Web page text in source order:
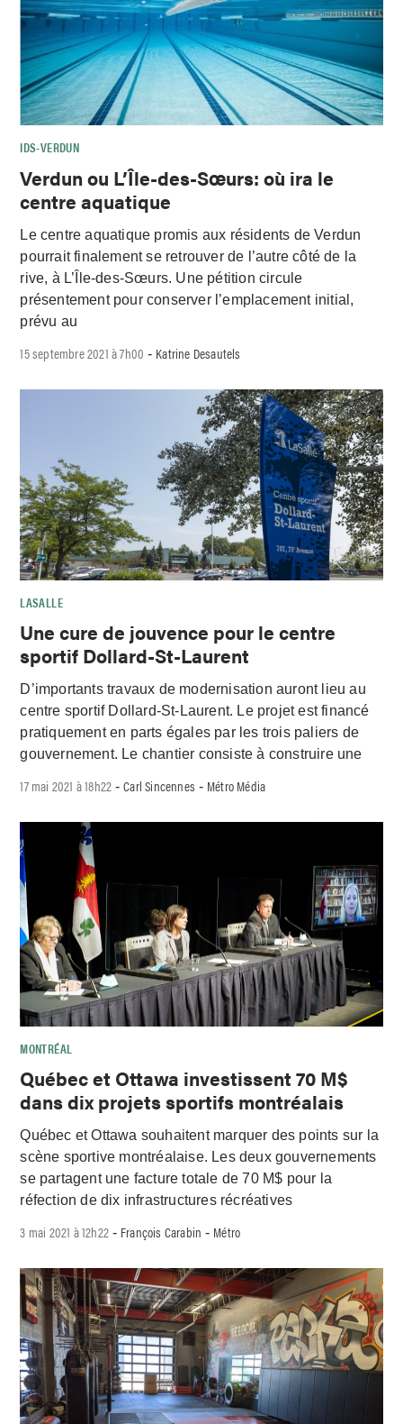
IDS-VERDUN
Verdun ou L’Île-des-Sœurs: où ira le
centre aquatique
Le centre aquatique promis aux résidents de Verdun
pourrait finalement se retrouver de l’autre côté de la
rive, à L’Île-des-Sœurs. Une pétition circule
présentement pour conserver l’emplacement initial,
prévu au
15 septembre 2021 à 7h00 - Katrine Desautels
LASALLE
Une cure de jouvence pour le centre
sportif Dollard-St-Laurent
D’importants travaux de modernisation auront lieu au
centre sportif Dollard-St-Laurent. Le projet est financé
pratiquement en parts égales par les trois paliers de
gouvernement. Le chantier consiste à construire une
17 mai 2021 à 18h22 -Carl Sincennes - Métro Média
MONTRÉAL
Québec et Ottawa investissent 70 M$
dans dix projets sportifs montréalais
Québec et Ottawa souhaitent marquer des points sur la
scène sportive montréalaise. Les deux gouvernements
se partagent une facture totale de 70 M$ pour la
réfection de dix infrastructures récréatives
3 mai 2021 à 12h22 - François Carabin - Métro